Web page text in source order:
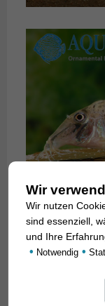
Wir
Wir nutzen
sind essenziell,
und Ihre
• Notwendig •